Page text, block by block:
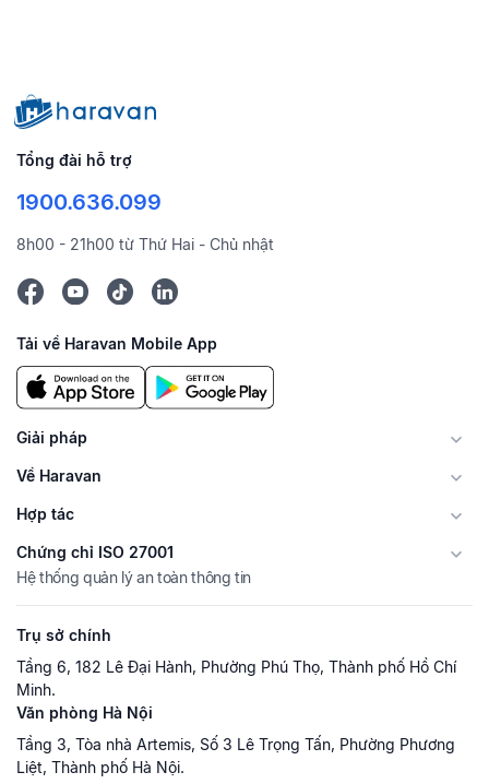
Tổng đài hỗ trợ
1900.636.099
8h00 - 21h00 từ Thứ Hai - Chủ nhật
Tải về Haravan Mobile App
Giải pháp
Về Haravan
Hợp tác
Chứng chỉ ISO 27001
Hệ thống quản lý an toàn thông tin
Trụ sở chính
Tầng 6, 182 Lê Đại Hành, Phường Phú Thọ, Thành phố Hồ Chí
Minh.
Văn phòng Hà Nội
Tầng 3, Tòa nhà Artemis, Số 3 Lê Trọng Tấn, Phường Phương
Liệt, Thành phố Hà Nội.